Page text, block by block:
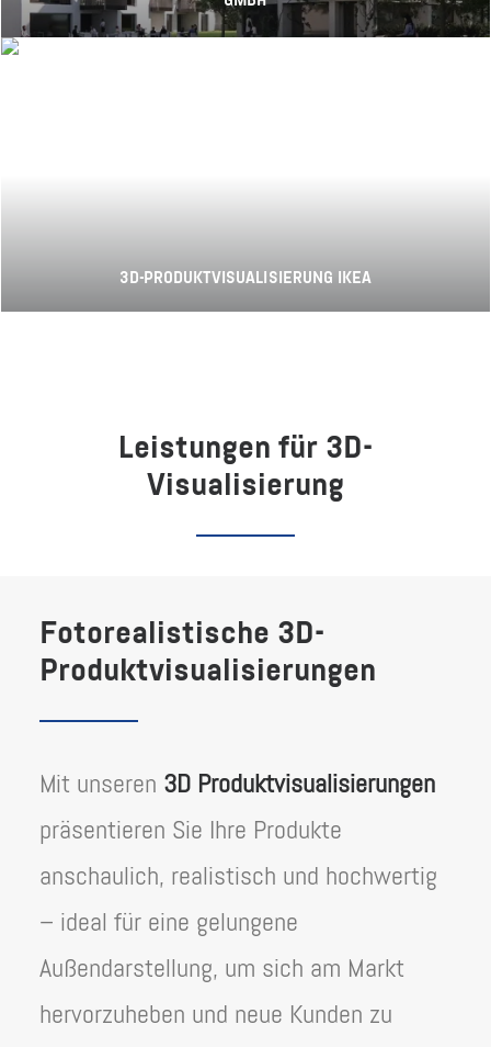
3D-PRODUKTVISUALISIERUNG IKEA
Leistungen für 3D-
Visualisierung
Fotorealistische 3D-
Produktvisualisierungen
Mit unseren 3D Produktvisualisierungen
präsentieren Sie Ihre Produkte
anschaulich, realistisch und hochwertig
– ideal für eine gelungene
Außendarstellung, um sich am Markt
hervorzuheben und neue Kunden zu